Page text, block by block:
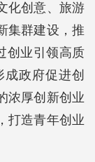
化创意、旅游
集群建设，推
创业引领高质
政府促进创
浓厚创新创业
打造青年创业